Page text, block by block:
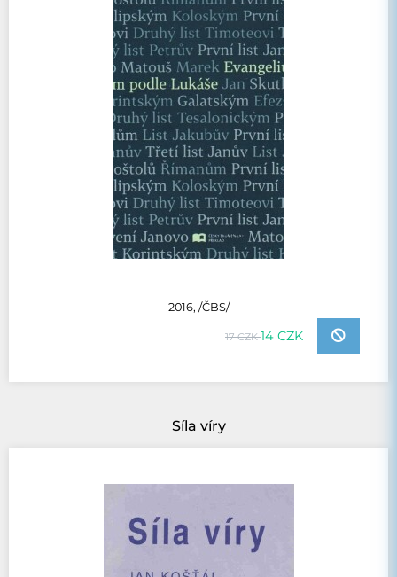
2016, /ČBS/
17 CZK14 CZK
Síla víry